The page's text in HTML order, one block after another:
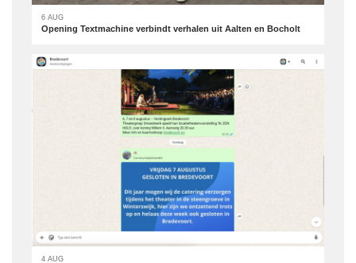
6 AUG
Opening Textmachine verbindt verhalen uit Aalten en Bocholt
4 AUG